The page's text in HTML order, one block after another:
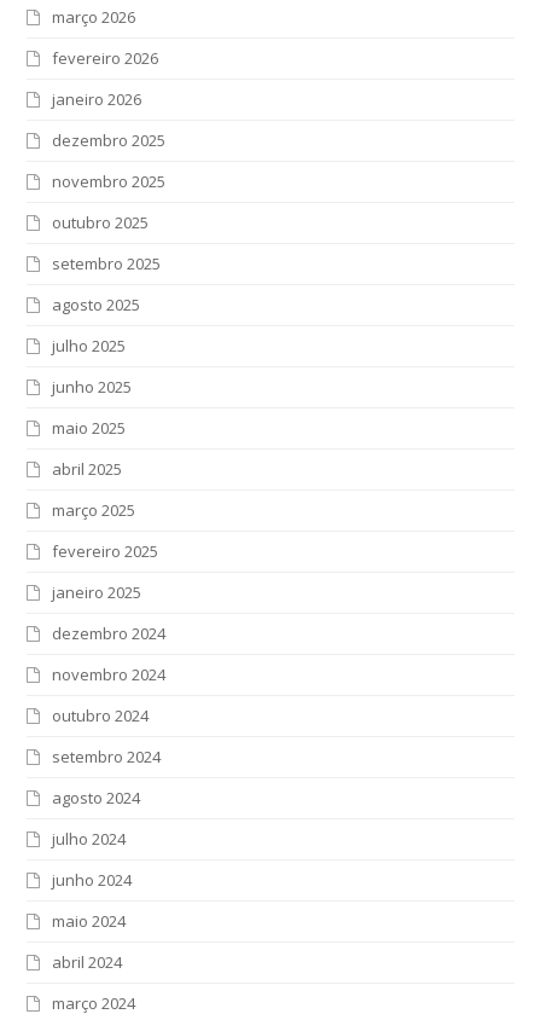
março 2026
fevereiro 2026
janeiro 2026
dezembro 2025
novembro 2025
outubro 2025
setembro 2025
agosto 2025
julho 2025
junho 2025
maio 2025
abril 2025
março 2025
fevereiro 2025
janeiro 2025
dezembro 2024
novembro 2024
outubro 2024
setembro 2024
agosto 2024
julho 2024
junho 2024
maio 2024
abril 2024
março 2024